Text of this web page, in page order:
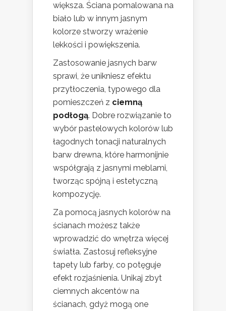
większa. Ściana pomalowana na
biało lub w innym jasnym
kolorze stworzy wrażenie
lekkości i powiększenia.
Zastosowanie jasnych barw
sprawi, że unikniesz efektu
przytłoczenia, typowego dla
pomieszczeń z ciemną
podłogą. Dobre rozwiązanie to
wybór pastelowych kolorów lub
łagodnych tonacji naturalnych
barw drewna, które harmonijnie
współgrają z jasnymi meblami,
tworząc spójną i estetyczną
kompozycję.
Za pomocą jasnych kolorów na
ścianach możesz także
wprowadzić do wnętrza więcej
światła. Zastosuj refleksyjne
tapety lub farby, co potęguje
efekt rozjaśnienia. Unikaj zbyt
ciemnych akcentów na
ścianach, gdyż mogą one